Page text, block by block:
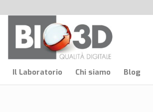
Il Laboratorio Chi siamo Blog